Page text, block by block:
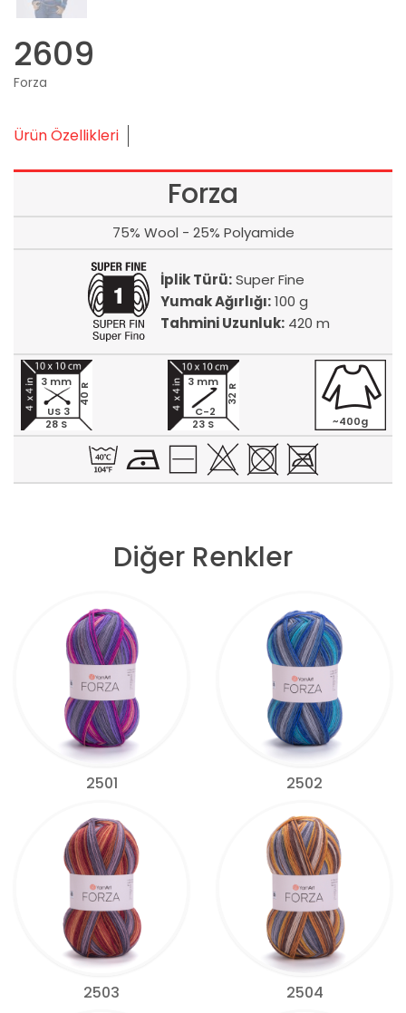
2609
Forza
Ürün Özellikleri
Forza
75% Wool - 25% Polyamide
İplik Türü:Super Fine
Yumak Ağırlığı:100 g
Tahmini Uzunluk:420 m
28 S
40 R
3 mm
US 3
23 S
32 R
3 mm
C-2
~400g
Diğer Renkler
2501 2502
2503 2504